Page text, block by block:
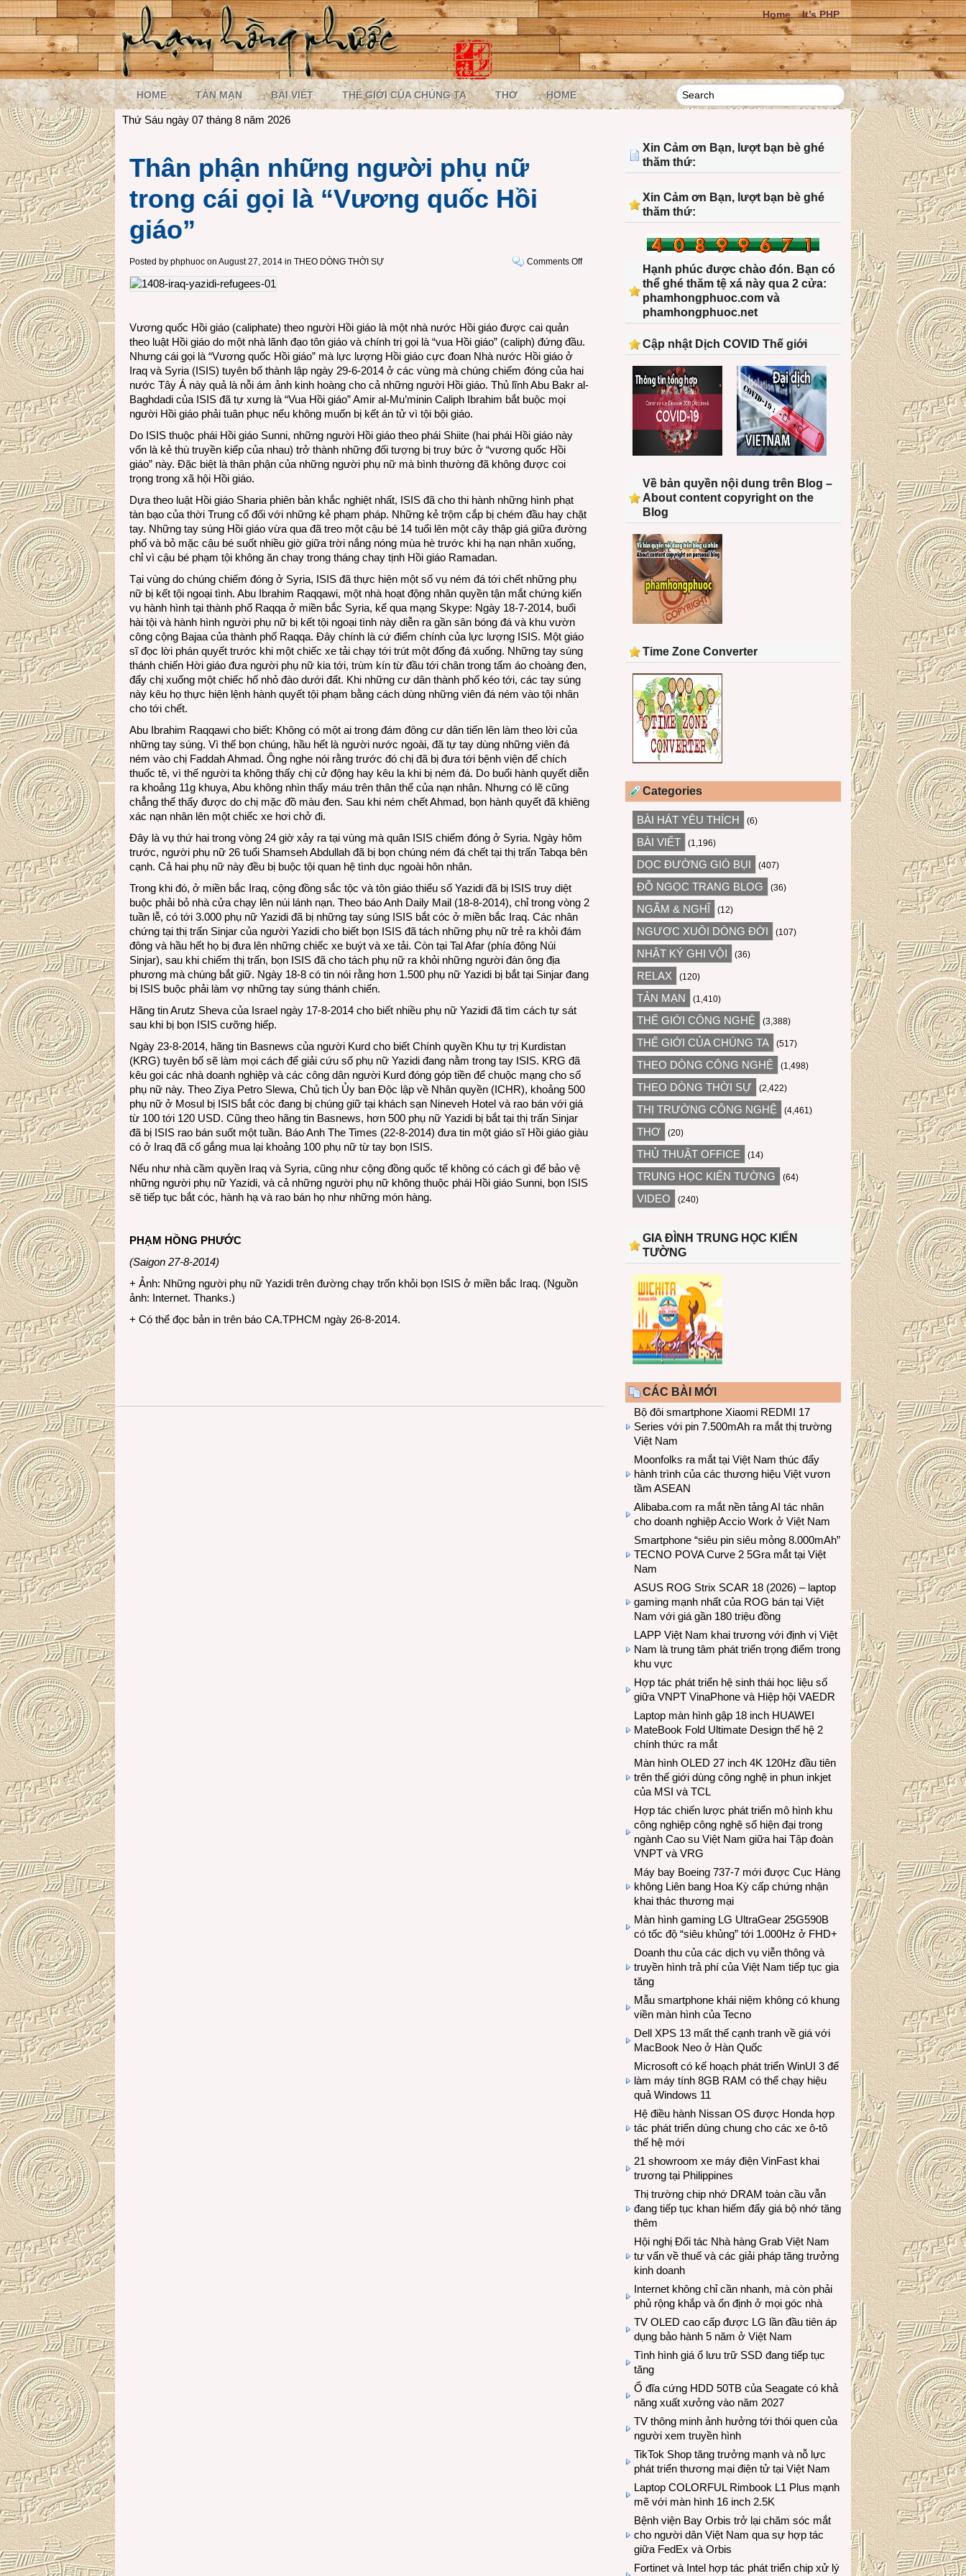
Home It’s PHP
HOME TẢN MẠN BÀI VIẾT THẾ GIỚI CỦA CHÚNG TA THƠ HOME
Thứ Sáu ngày 07 tháng 8 năm 2026
Thân phận những người phụ nữ
trong cái gọi là “Vương quốc Hồi
giáo”
Posted by phphuoc on August 27, 2014 in THEO DÒNG THỜI SỰ Comments Offon
nữ
cái
gọi
Vương quốc Hồi giáo (caliphate) theo người Hồi giáo là một nhà nước Hồi giáo được cai quản
theo luật Hồi giáo do một nhà lãnh đạo tôn giáo và chính trị gọi là “vua Hồi giáo” (caliph) đứng đầu.
Nhưng cái gọi là “Vương quốc Hồi giáo” mà lực lượng Hồi giáo cực đoan Nhà nước Hồi giáo ở
Iraq và Syria (ISIS) tuyên bố thành lập ngày 29-6-2014 ở các vùng mà chúng chiếm đóng của hai
nước Tây Á này quả là nỗi ám ảnh kinh hoàng cho cả những người Hồi giáo. Thủ lĩnh Abu Bakr al-
Baghdadi của ISIS đã tự xưng là “Vua Hồi giáo” Amir al-Mu’minin Caliph Ibrahim bắt buộc mọi
người Hồi giáo phải tuân phục nếu không muốn bị kết án tử vì tội bội giáo.
Do ISIS thuộc phái Hồi giáo Sunni, những người Hồi giáo theo phái Shiite (hai phái Hồi giáo này
vốn là kẻ thù truyền kiếp của nhau) trở thành những đối tượng bị truy bức ở “vương quốc Hồi
giáo” này. Đặc biệt là thân phận của những người phụ nữ mà bình thường đã không được coi
trọng trong xã hội Hồi giáo.
Dựa theo luật Hồi giáo Sharia phiên bản khắc nghiệt nhất, ISIS đã cho thi hành những hình phạt
tàn bạo của thời Trung cổ đối với những kẻ phạm pháp. Những kẻ trộm cắp bị chém đầu hay chặt
tay. Những tay súng Hồi giáo vừa qua đã treo một cậu bé 14 tuổi lên một cây thập giá giữa đường
phố và bỏ mặc cậu bé suốt nhiều giờ giữa trời nắng nóng mùa hè trước khi hạ nạn nhân xuống,
chỉ vì cậu bé phạm tội không ăn chay trong tháng chay tịnh Hồi giáo Ramadan.
Tại vùng do chúng chiếm đóng ở Syria, ISIS đã thực hiện một số vụ ném đá tới chết những phụ
nữ bị kết tội ngoại tình. Abu Ibrahim Raqqawi, một nhà hoạt động nhân quyền tận mắt chứng kiến
vụ hành hình tại thành phố Raqqa ở miền bắc Syria, kể qua mạng Skype: Ngày 18-7-2014, buổi
hài tội và hành hình người phụ nữ bị kết tội ngoại tình này diễn ra gần sân bóng đá và khu vườn
công cộng Bajaa của thành phố Raqqa. Đây chính là cứ điểm chính của lực lượng ISIS. Một giáo
sĩ đọc lời phán quyết trước khi một chiếc xe tải chạy tới trút một đống đá xuống. Những tay súng
thánh chiến Hời giáo đưa người phụ nữ kia tới, trùm kín từ đầu tới chân trong tấm áo choàng đen,
đẩy chị xuống một chiếc hố nhỏ đào dưới đất. Khi những cư dân thành phố kéo tới, các tay súng
này kêu họ thực hiện lệnh hành quyết tội phạm bằng cách dùng những viên đá ném vào tội nhân
cho tới chết.
Abu Ibrahim Raqqawi cho biết: Không có một ai trong đám đông cư dân tiến lên làm theo lời của
những tay súng. Vì thế bọn chúng, hầu hết là người nước ngoài, đã tự tay dùng những viên đá
ném vào chị Faddah Ahmad. Ông nghe nói rằng trước đó chị đã bị đưa tới bệnh viện để chích
thuốc tê, vì thế người ta không thấy chị cử động hay kêu la khi bị ném đá. Do buổi hành quyết diễn
ra khoảng 11g khuya, Abu không nhìn thấy máu trên thân thể của nạn nhân. Nhưng có lẽ cũng
chẳng thể thấy được do chị mặc đồ màu đen. Sau khi ném chết Ahmad, bọn hành quyết đã khiêng
xác nạn nhân lên một chiếc xe hơi chở đi.
Đây là vụ thứ hai trong vòng 24 giờ xảy ra tại vùng mà quân ISIS chiếm đóng ở Syria. Ngày hôm
trước, người phụ nữ 26 tuổi Shamseh Abdullah đã bị bọn chúng ném đá chết tại thị trấn Tabqa bên
cạnh. Cả hai phụ nữ này đều bị buộc tội quan hệ tình dục ngoài hôn nhân.
Trong khi đó, ở miền bắc Iraq, cộng đồng sắc tộc và tôn giáo thiểu số Yazidi đã bị ISIS truy diệt
buộc phải bỏ nhà cửa chạy lên núi lánh nạn. Theo báo Anh Daily Mail (18-8-2014), chỉ trong vòng 2
tuần lễ, có tới 3.000 phụ nữ Yazidi đã bị những tay súng ISIS bắt cóc ở miền bắc Iraq. Các nhân
chứng tại thị trấn Sinjar của người Yazidi cho biết bọn ISIS đã tách những phụ nữ trẻ ra khỏi đám
đông và hầu hết họ bị đưa lên những chiếc xe buýt và xe tải. Còn tại Tal Afar (phía đông Núi
Sinjar), sau khi chiếm thị trấn, bọn ISIS đã cho tách phụ nữ ra khỏi những người đàn ông địa
phương mà chúng bắt giữ. Ngày 18-8 có tin nói rằng hơn 1.500 phụ nữ Yazidi bị bắt tại Sinjar đang
bị ISIS buộc phải làm vợ những tay súng thánh chiến.
Hãng tin Arutz Sheva của Israel ngày 17-8-2014 cho biết nhiều phụ nữ Yazidi đã tìm cách tự sát
sau khi bị bọn ISIS cưỡng hiếp.
Ngày 23-8-2014, hãng tin Basnews của người Kurd cho biết Chính quyền Khu tự trị Kurdistan
(KRG) tuyên bố sẽ làm mọi cách để giải cứu số phụ nữ Yazidi đang nằm trong tay ISIS. KRG đã
kêu gọi các nhà doanh nghiệp và các công dân người Kurd đóng góp tiền để chuộc mạng cho số
phụ nữ này. Theo Ziya Petro Slewa, Chủ tịch Ủy ban Độc lập về Nhân quyền (ICHR), khoảng 500
phụ nữ ở Mosul bị ISIS bắt cóc đang bị chúng giữ tại khách sạn Nineveh Hotel và rao bán với giá
từ 100 tới 120 USD. Cũng theo hãng tin Basnews, hơn 500 phụ nữ Yazidi bị bắt tại thị trấn Sinjar
đã bị ISIS rao bán suốt một tuần. Báo Anh The Times (22-8-2014) đưa tin một giáo sĩ Hồi giáo giàu
có ở Iraq đã cố gắng mua lại khoảng 100 phụ nữ từ tay bọn ISIS.
Nếu như nhà cầm quyền Iraq và Syria, cũng như cộng đồng quốc tế không có cách gì để bảo vệ
những người phụ nữ Yazidi, và cả những người phụ nữ không thuộc phái Hồi giáo Sunni, bọn ISIS
sẽ tiếp tục bắt cóc, hành hạ và rao bán họ như những món hàng.
PHẠM HỒNG PHƯỚC
(Saigon 27-8-2014)
+ Ảnh: Những người phụ nữ Yazidi trên đường chạy trốn khỏi bọn ISIS ở miền bắc Iraq. (Nguồn
ảnh: Internet. Thanks.)
+ Có thể đọc bản in trên báo CA.TPHCM ngày 26-8-2014.
Xin Cảm ơn Bạn, lượt bạn bè ghé
thăm thứ:
Xin Cảm ơn Bạn, lượt bạn bè ghé
thăm thứ:
Hạnh phúc được chào đón. Bạn có
thể ghé thăm tệ xá này qua 2 cửa:
phamhongphuoc.com và
phamhongphuoc.net
Cập nhật Dịch COVID Thế giới
Về bản quyền nội dung trên Blog –
About content copyright on the
Blog
Time Zone Converter
Categories
BÀI HÁT YÊU THÍCH (6)
BÀI VIẾT (1,196)
DỌC ĐƯỜNG GIÓ BỤI (407)
ĐỖ NGỌC TRANG BLOG (36)
NGẪM & NGHĨ (12)
NGƯỢC XUÔI DÒNG ĐỜI (107)
NHẬT KÝ GHI VỘI (36)
RELAX (120)
TẢN MẠN (1,410)
THẾ GIỚI CÔNG NGHỆ (3,388)
THẾ GIỚI CỦA CHÚNG TA (517)
THEO DÒNG CÔNG NGHỆ (1,498)
THEO DÒNG THỜI SỰ (2,422)
THỊ TRƯỜNG CÔNG NGHỆ (4,461)
THƠ (20)
THỦ THUẬT OFFICE (14)
TRUNG HỌC KIẾN TƯỜNG (64)
VIDEO (240)
GIA ĐÌNH TRUNG HỌC KIẾN
TƯỜNG
CÁC BÀI MỚI
Bộ đôi smartphone Xiaomi REDMI 17
Series với pin 7.500mAh ra mắt thị trường
Việt Nam
Moonfolks ra mắt tại Việt Nam thúc đẩy
hành trình của các thương hiệu Việt vươn
tầm ASEAN
Alibaba.com ra mắt nền tảng AI tác nhân
cho doanh nghiệp Accio Work ở Việt Nam
Smartphone “siêu pin siêu mỏng 8.000mAh”
TECNO POVA Curve 2 5Gra mắt tại Việt
Nam
ASUS ROG Strix SCAR 18 (2026) – laptop
gaming mạnh nhất của ROG bán tại Việt
Nam với giá gần 180 triệu đồng
LAPP Việt Nam khai trương với định vị Việt
Nam là trung tâm phát triển trọng điểm trong
khu vực
Hợp tác phát triển hệ sinh thái học liệu số
giữa VNPT VinaPhone và Hiệp hội VAEDR
Laptop màn hình gập 18 inch HUAWEI
MateBook Fold Ultimate Design thế hệ 2
chính thức ra mắt
Màn hình OLED 27 inch 4K 120Hz đầu tiên
trên thế giới dùng công nghệ in phun inkjet
của MSI và TCL
Hợp tác chiến lược phát triển mô hình khu
công nghiệp công nghệ số hiện đại trong
ngành Cao su Việt Nam giữa hai Tập đoàn
VNPT và VRG
Máy bay Boeing 737-7 mới được Cục Hàng
không Liên bang Hoa Kỳ cấp chứng nhận
khai thác thương mại
Màn hình gaming LG UltraGear 25G590B
có tốc độ “siêu khủng” tới 1.000Hz ở FHD+
Doanh thu của các dịch vụ viễn thông và
truyền hình trả phí của Việt Nam tiếp tục gia
tăng
Mẫu smartphone khái niệm không có khung
viền màn hình của Tecno
Dell XPS 13 mất thế cạnh tranh về giá với
MacBook Neo ở Hàn Quốc
Microsoft có kế hoạch phát triển WinUI 3 để
làm máy tính 8GB RAM có thể chạy hiệu
quả Windows 11
Hệ điều hành Nissan OS được Honda hợp
tác phát triển dùng chung cho các xe ô-tô
thế hệ mới
21 showroom xe máy điện VinFast khai
trương tại Philippines
Thị trường chip nhớ DRAM toàn cầu vẫn
đang tiếp tục khan hiếm đẩy giá bộ nhớ tăng
thêm
Hội nghị Đối tác Nhà hàng Grab Việt Nam
tư vấn về thuế và các giải pháp tăng trưởng
kinh doanh
Internet không chỉ cần nhanh, mà còn phải
phủ rộng khắp và ổn định ở mọi góc nhà
TV OLED cao cấp được LG lần đầu tiên áp
dụng bảo hành 5 năm ở Việt Nam
Tình hình giá ổ lưu trữ SSD đang tiếp tục
tăng
Ổ đĩa cứng HDD 50TB của Seagate có khả
năng xuất xưởng vào năm 2027
TV thông minh ảnh hưởng tới thói quen của
người xem truyền hình
TikTok Shop tăng trưởng mạnh và nỗ lực
phát triển thương mại điện tử tại Việt Nam
Laptop COLORFUL Rimbook L1 Plus mạnh
mẽ với màn hình 16 inch 2.5K
Bệnh viện Bay Orbis trở lại chăm sóc mắt
cho người dân Việt Nam qua sự hợp tác
giữa FedEx và Orbis
Fortinet và Intel hợp tác phát triển chip xử lý